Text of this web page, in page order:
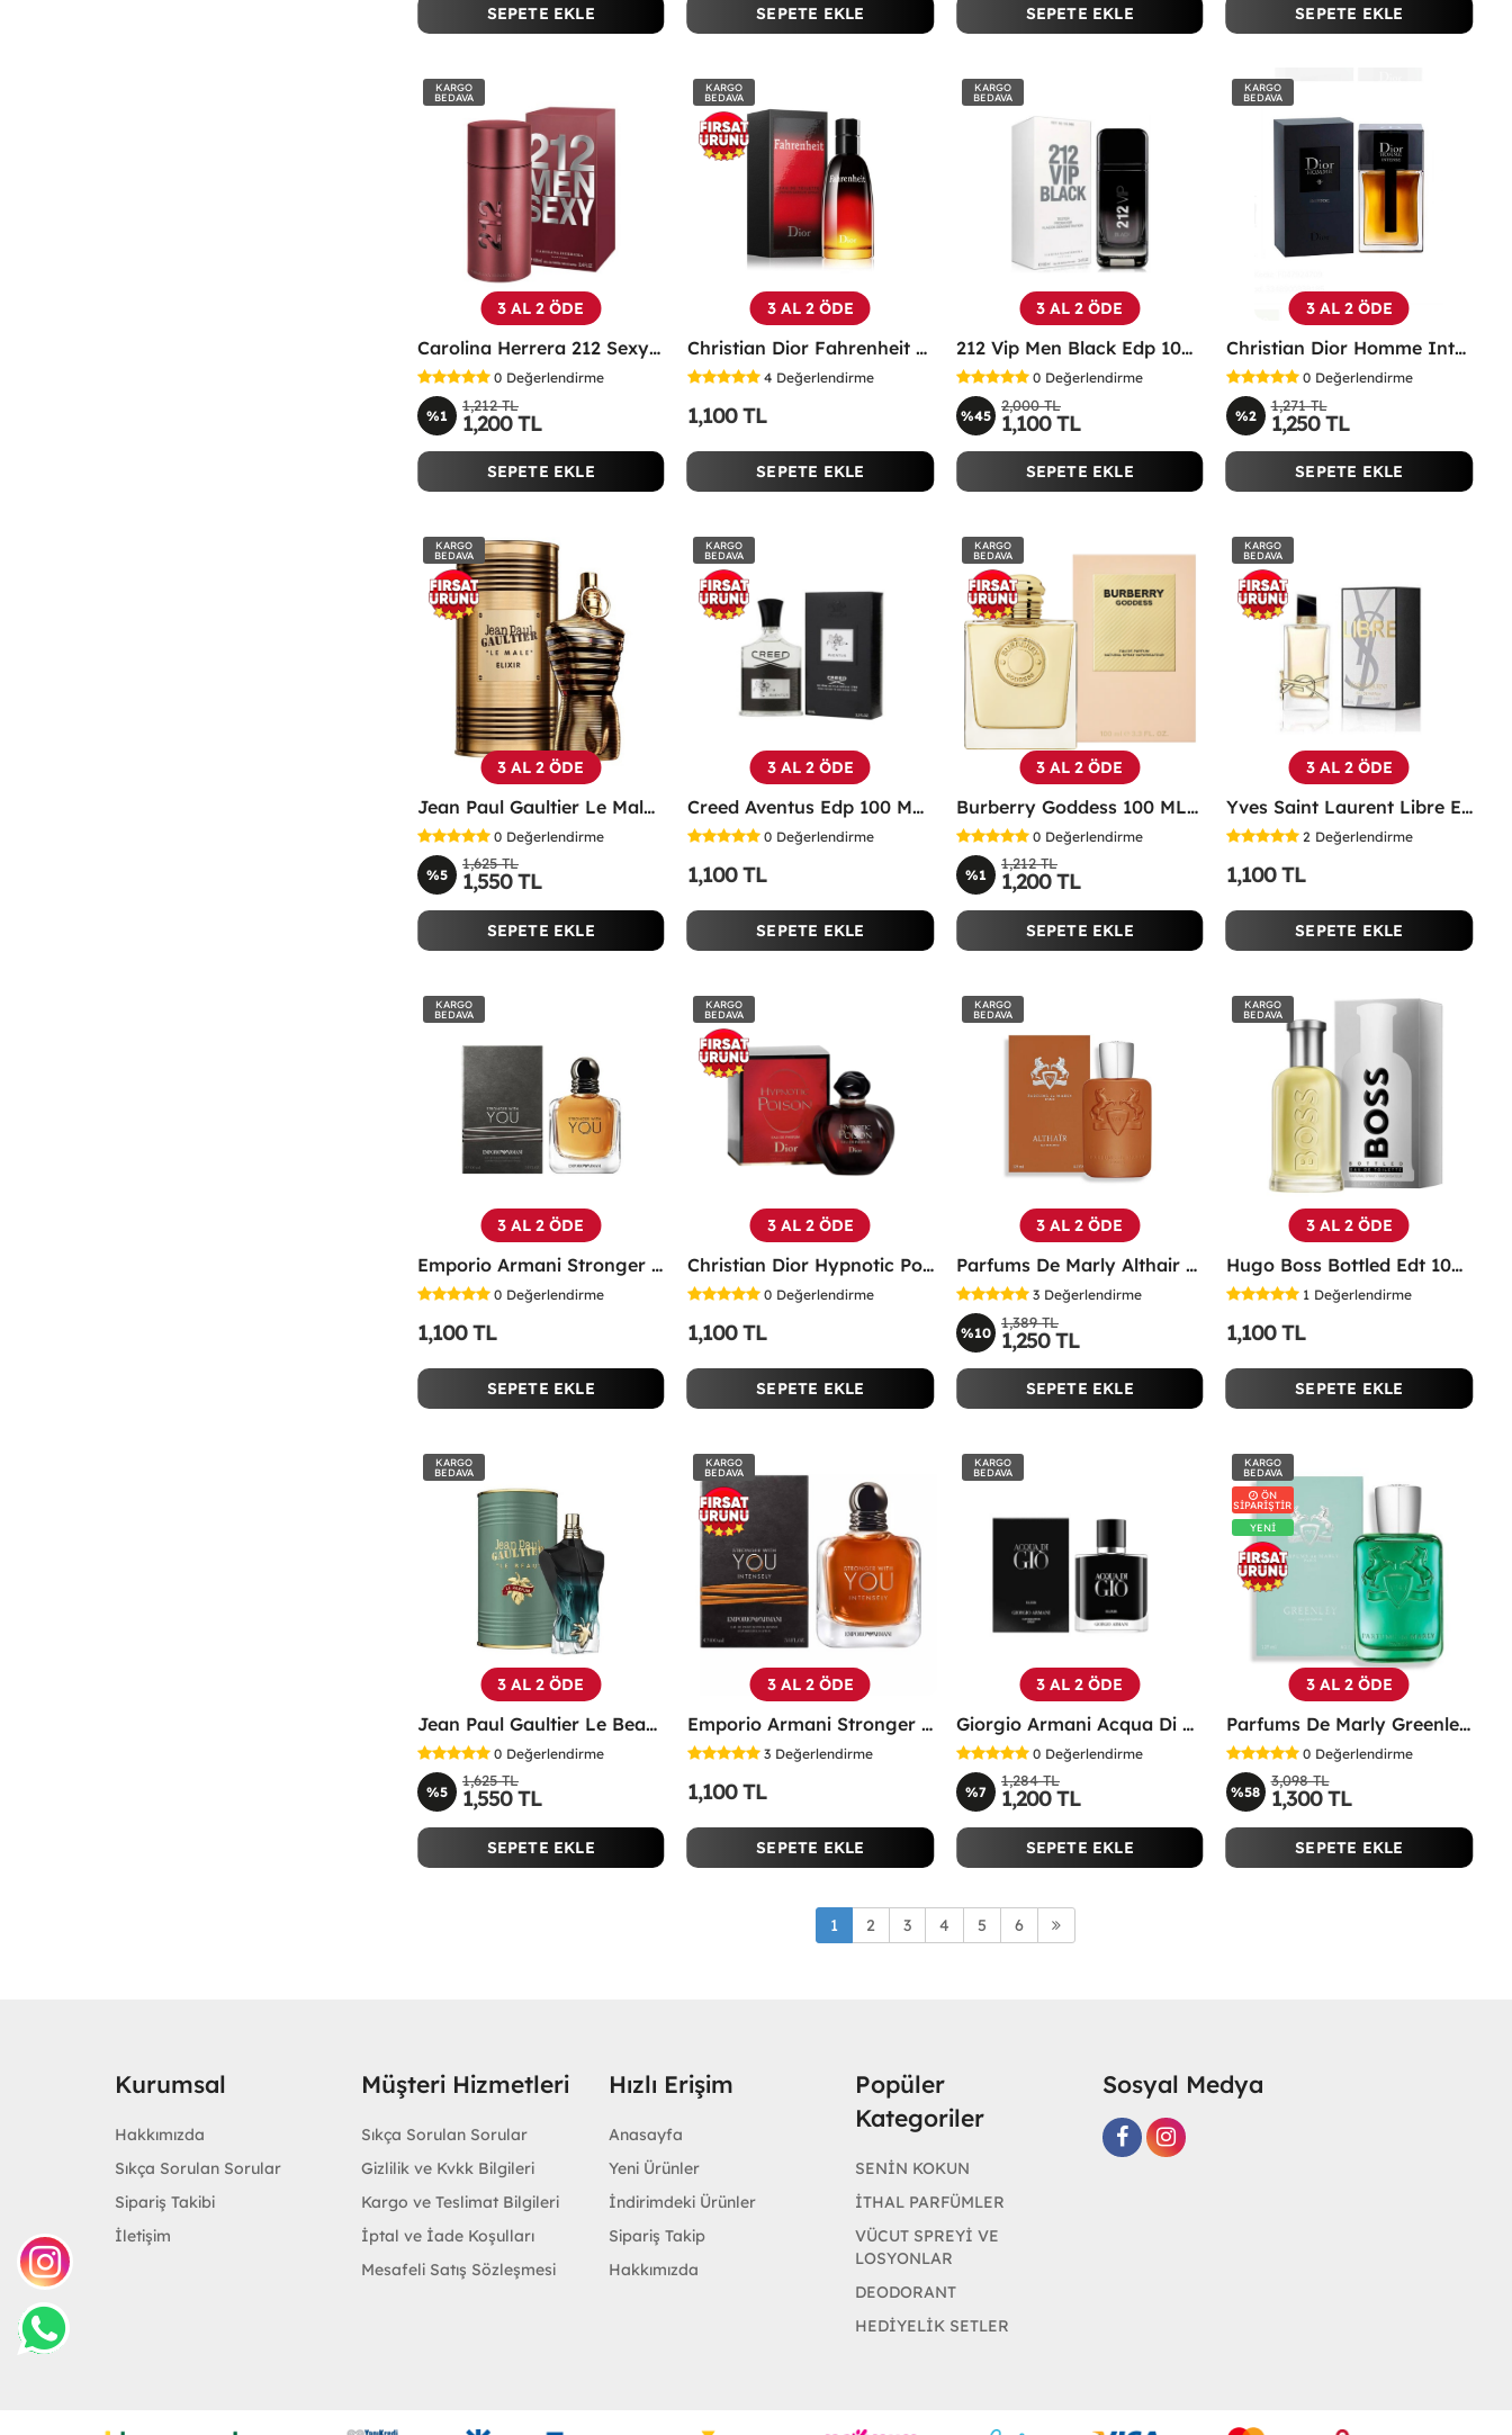
SEPETE EKLE SEPETE EKLE SEPETE EKLE SEPETE EKLE
KARGO
BEDAVA
3 AL 2 ÖDE
Carolina Herrera 212 Sexy Edt 100 ML Erkek Parfüm - CHSM
0 Değerlendirme
%1
1,212 TL
1,200 TL
SEPETE EKLE
KARGO
BEDAVA
3 AL 2 ÖDE
Christian Dior Fahrenheit EDT 100 ML Erkek Parfüm - CDFE
4 Değerlendirme
1,100 TL
SEPETE EKLE
KARGO
BEDAVA
3 AL 2 ÖDE
212 Vip Men Black Edp 100 ML Erkek Parfüm TESTER
0 Değerlendirme
%45
2,000 TL
1,100 TL
SEPETE EKLE
KARGO
BEDAVA
3 AL 2 ÖDE
Christian Dior Homme Intense Edp 100 ML Erkek Parfüm - CDHİ
0 Değerlendirme
%2
1,271 TL
1,250 TL
SEPETE EKLE
KARGO
BEDAVA
3 AL 2 ÖDE
Jean Paul Gaultier Le Male Elixir EDP 125 Ml Erkek Parfüm -
0 Değerlendirme
%5
1,625 TL
1,550 TL
SEPETE EKLE
KARGO
BEDAVA
3 AL 2 ÖDE
Creed Aventus Edp 100 ML Erkek Parfümü - CAEP
0 Değerlendirme
1,100 TL
SEPETE EKLE
KARGO
BEDAVA
3 AL 2 ÖDE
Burberry Goddess 100 ML EDP Kadın Parfümü -
0 Değerlendirme
%1
1,212 TL
1,200 TL
SEPETE EKLE
KARGO
BEDAVA
3 AL 2 ÖDE
Yves Saint Laurent Libre EDP 90 Ml Kadın Parfüm - YSLL
2 Değerlendirme
1,100 TL
SEPETE EKLE
KARGO
BEDAVA
3 AL 2 ÖDE
Emporio Armani Stronger With You Edt 100 ML Erkek Parfüm - EASY
0 Değerlendirme
1,100 TL
SEPETE EKLE
KARGO
BEDAVA
3 AL 2 ÖDE
Christian Dior Hypnotic Poison EDP 100 ML Kadın Parfüm - CDHP
0 Değerlendirme
1,100 TL
SEPETE EKLE
KARGO
BEDAVA
3 AL 2 ÖDE
Parfums De Marly Althair EDP 125 Ml Erkek Parfüm -
3 Değerlendirme
%10
1,389 TL
1,250 TL
SEPETE EKLE
KARGO
BEDAVA
3 AL 2 ÖDE
Hugo Boss Bottled Edt 100 ML Erkek Parfüm - HBBE
1 Değerlendirme
1,100 TL
SEPETE EKLE
KARGO
BEDAVA
3 AL 2 ÖDE
Jean Paul Gaultier Le Beau Le Parfum EDP Erkek Parfüm - JPGLBLP
0 Değerlendirme
%5
1,625 TL
1,550 TL
SEPETE EKLE
KARGO
BEDAVA
3 AL 2 ÖDE
Emporio Armani Stronger With You Intensely Edp 100 Ml -
3 Değerlendirme
1,100 TL
SEPETE EKLE
KARGO
BEDAVA
3 AL 2 ÖDE
Giorgio Armani Acqua Di Gio Elixir 100 ML Erkek Parfüm
0 Değerlendirme
%7
1,284 TL
1,200 TL
SEPETE EKLE
KARGO
BEDAVA
ÖN
SİPARİŞTİR
YENİ
3 AL 2 ÖDE
Parfums De Marly Greenley EDP 125 ML Parfüm
0 Değerlendirme
%58
3,098 TL
1,300 TL
SEPETE EKLE
1 2 3 4 5 6
Kurumsal
Hakkımızda
Sıkça Sorulan Sorular
Sipariş Takibi
İletişim
Müşteri Hizmetleri
Sıkça Sorulan Sorular
Gizlilik ve Kvkk Bilgileri
Kargo ve Teslimat Bilgileri
İptal ve İade Koşulları
Mesafeli Satış Sözleşmesi
Hızlı Erişim
Anasayfa
Yeni Ürünler
İndirimdeki Ürünler
Sipariş Takip
Hakkımızda
Popüler
Kategoriler
SENİN KOKUN
İTHAL PARFÜMLER
VÜCUT SPREYİ VE
LOSYONLAR
DEODORANT
HEDİYELİK SETLER
Sosyal Medya